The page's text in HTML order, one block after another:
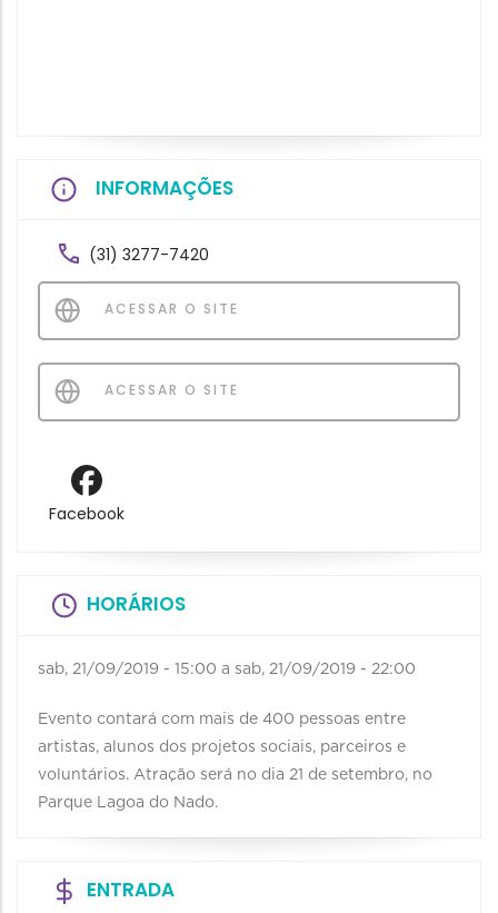
INFORMAÇÕES
(31) 3277-7420
ACESSAR O SITE
ACESSAR O SITE
Facebook
HORÁRIOS
sab, 21/09/2019 - 15:00 a sab, 21/09/2019 - 22:00
Evento contará com mais de 400 pessoas entre
artistas, alunos dos projetos sociais, parceiros e
voluntários. Atração será no dia 21 de setembro, no
Parque Lagoa do Nado.
ENTRADA